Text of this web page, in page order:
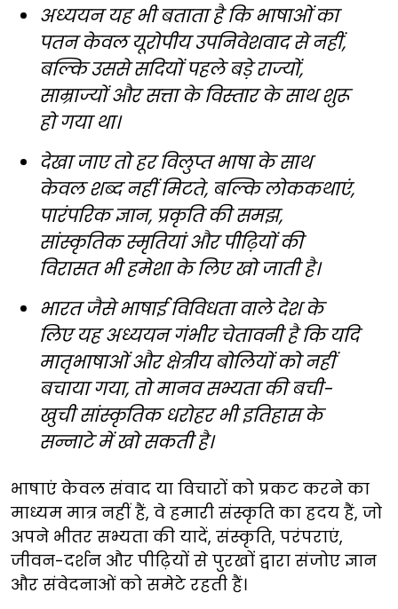
अध्ययन यह भी बताता है कि भाषाओं का
पतन केवल यूरोपीय उपनिवेशवाद से नहीं,
बल्कि उससे सदियों पहले बड़े राज्यों,
साम्राज्यों और सत्ता के विस्तार के साथ शुरू
हो गया था।
देखा जाए तो हर विलुप्त भाषा के साथ
केवल शब्द नहीं मिटते, बल्कि लोककथाएं,
पारंपरिक ज्ञान, प्रकृति की समझ,
सांस्कृतिक स्मृतियां और पीढ़ियों की
विरासत भी हमेशा के लिए खो जाती है।
भारत जैसे भाषाई विविधता वाले देश के
लिए यह अध्ययन गंभीर चेतावनी है कि यदि
मातृभाषाओं और क्षेत्रीय बोलियों को नहीं
बचाया गया, तो मानव सभ्यता की बची-
खुची सांस्कृतिक धरोहर भी इतिहास के
सन्नाटे में खो सकती है।
भाषाएं केवल संवाद या विचारों को प्रकट करने का
माध्यम मात्र नहीं हैं, वे हमारी संस्कृति का ह्रदय हैं, जो
अपने भीतर सभ्यता की यादें, संस्कृति, परंपराएं,
जीवन-दर्शन और पीढ़ियों से पुरखों द्वारा संजोए ज्ञान
और संवेदनाओं को समेटे रहती हैं।